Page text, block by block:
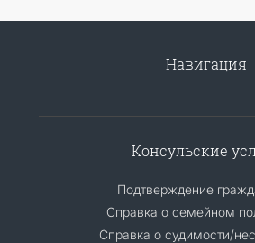
Навигация
Консульские
Подтверждение
Справка о семейном
Справка о судимости/